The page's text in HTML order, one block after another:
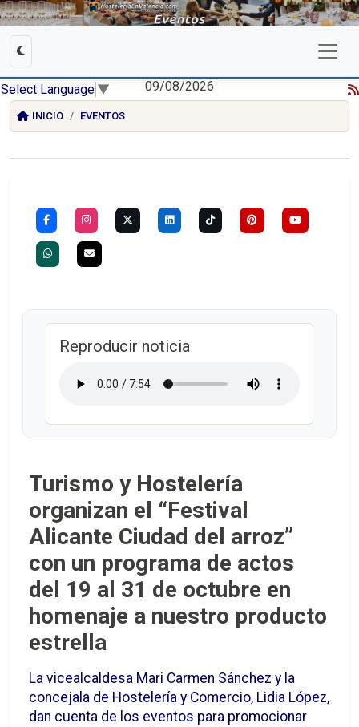
Select Language ▼ 09/08/2026
INICIO EVENTOS
Reproducir noticia
Turismo y Hostelería
organizan el “Festival
Alicante Ciudad del arroz”
con un programa de actos
del 19 al 31 de octubre en
homenaje a nuestro producto
estrella
La vicealcaldesa Mari Carmen Sánchez y la
concejala de Hostelería y Comercio, Lidia López,
dan cuenta de los eventos para promocionar